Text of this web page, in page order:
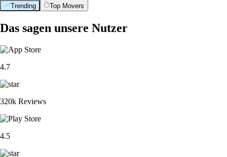
Trending Top Movers
Das sagen unsere Nutzer
4.7
320k Reviews
4.5